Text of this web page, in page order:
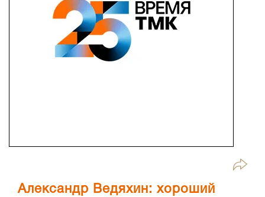
Александр Ведяхин: хороший